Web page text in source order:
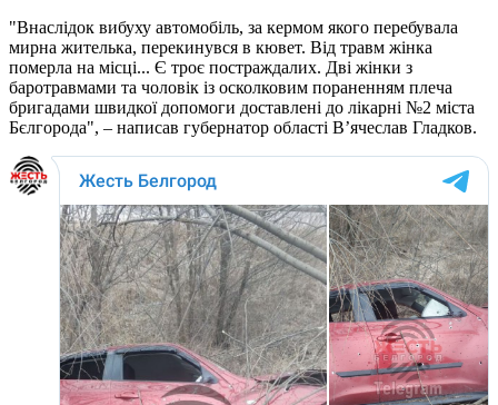
"Внаслідок вибуху автомобіль, за кермом якого перебувала
мирна жителька, перекинувся в кювет. Від травм жінка
померла на місці... Є троє постраждалих. Дві жінки з
баротравмами та чоловік із осколковим пораненням плеча
бригадами швидкої допомоги доставлені до лікарні №2 міста
Бєлгорода", – написав губернатор області В’ячеслав Гладков.